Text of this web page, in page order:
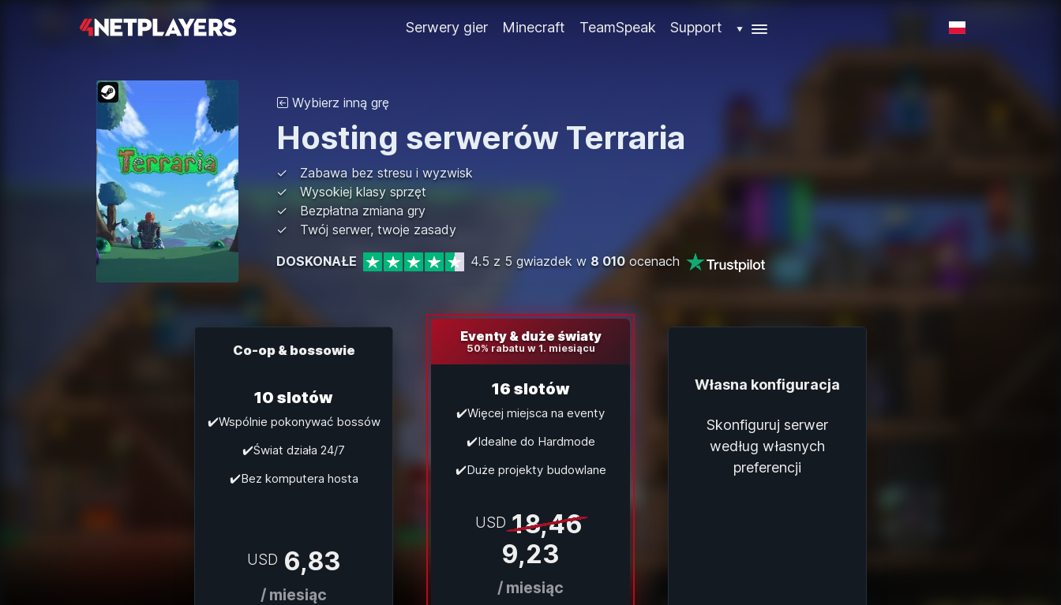
Serwery gier Minecraft TeamSpeak Support ▼
Wybierz inną grę
Hosting serwerów Terraria
Zabawa bez stresu i wyzwisk
Wysokiej klasy sprzęt
Bezpłatna zmiana gry
Twój serwer, twoje zasady
DOSKONAŁE
4.5 z 5 gwiazdek w 8 010ocenach
Co-op & bossowie
10 slotów
✔️Wspólnie pokonywać bossów
✔️Świat działa 24/7
✔️Bez komputera hosta
USD 6,83
/ miesiąc
Eventy & duże światy
50% rabatu w 1. miesiącu
16 slotów
✔️Więcej miejsca na eventy
✔️Idealne do Hardmode
✔️Duże projekty budowlane
USD 18,46
9,23
/ miesiąc
Własna konfiguracja
Skonfiguruj serwer
według własnych
preferencji